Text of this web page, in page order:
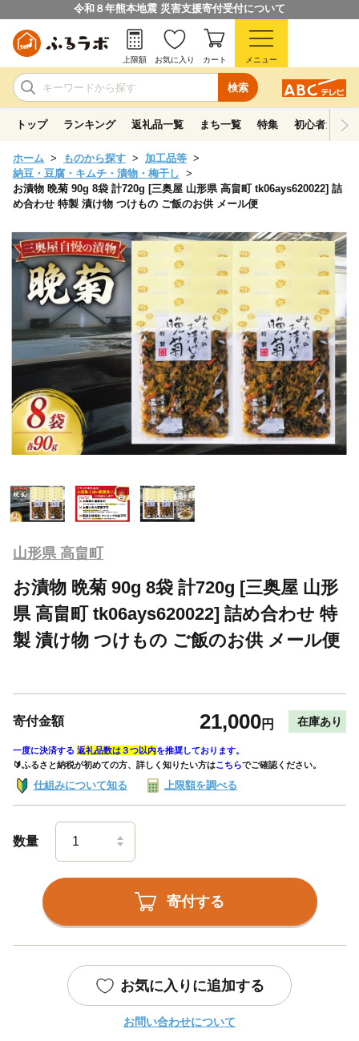
令和８年熊本地震 災害支援寄付受付について
検索
上限額 お気に入り カート メニュー
トップ ランキング 返礼品一覧 まち一覧 特集 初心者ガイド
ホーム ものから探す
加工品等
納豆・豆腐・キムチ・漬物・梅干し
お漬物 晩菊 90g 8袋 計720g [三奥屋 山形県 高畠町 tk06ays620022] 詰
め合わせ 特製 漬け物 つけもの ご飯のお供 メール便
山形県 高畠町
お漬物 晩菊 90g 8袋 計720g [三奥屋 山形
県 高畠町 tk06ays620022] 詰め合わせ 特
製 漬け物 つけもの ご飯のお供 メール便
寄付金額 21,000円 在庫あり
一度に決済する 返礼品数は３つ以内を推奨しております。
🔰ふるさと納税が初めての方、詳しく知りたい方はこちらでご確認ください。
仕組みについて知る 上限額を調べる
数量
寄付する
お気に入りに追加する
お問い合わせについて